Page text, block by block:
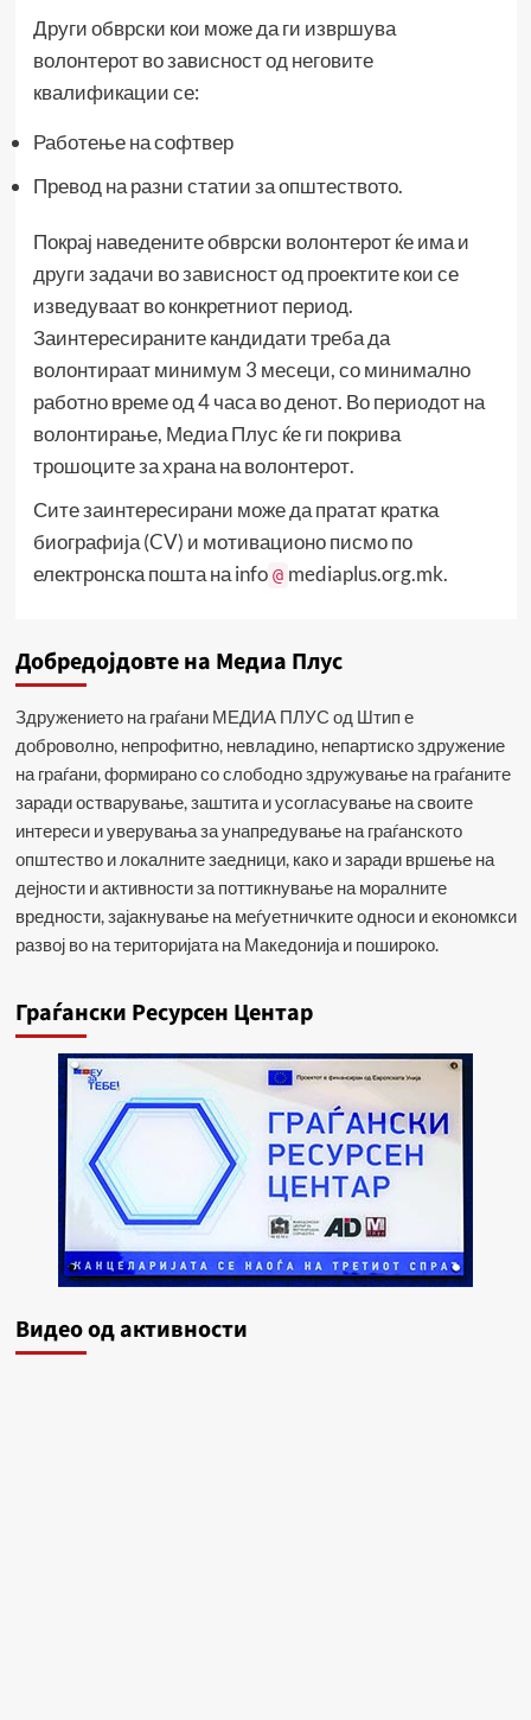
Други обврски кои може да ги извршува
волонтерот во зависност од неговите
квалификации се:
Работење на софтвер
Превод на разни статии за општеството.
Покрај наведените обврски волонтерот ќе има и
други задачи во зависност од проектите кои се
изведуваат во конкретниот период.
Заинтересираните кандидати треба да
волонтираат минимум 3 месеци, со минимално
работно време од 4 часа во денот. Во периодот на
волонтирање, Медиа Плус ќе ги покрива
трошоците за храна на волонтерот.
Сите заинтересирани може да пратат кратка
биографија (CV) и мотивационо писмо по
електронска пошта на info @ mediaplus.org.mk.
Добредојдовте на Медиа Плус
Здружението на граѓани МЕДИА ПЛУС од Штип е
доброволно, непрофитно, невладино, непартиско здружение
на граѓани, формирано со слободно здружување на граѓаните
заради остварување, заштита и усогласување на своите
интереси и уверувања за унапредување на граѓанското
општество и локалните заедници, како и заради вршење на
дејности и активности за поттикнување на моралните
вредности, зајакнување на меѓуетничките односи и економкси
развој во на територијата на Македонија и пошироко.
Граѓански Ресурсен Центар
Видеo од активности